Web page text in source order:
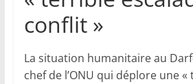
conflit »
La situation humanitaire au
chef de l’ONU qui déplore une